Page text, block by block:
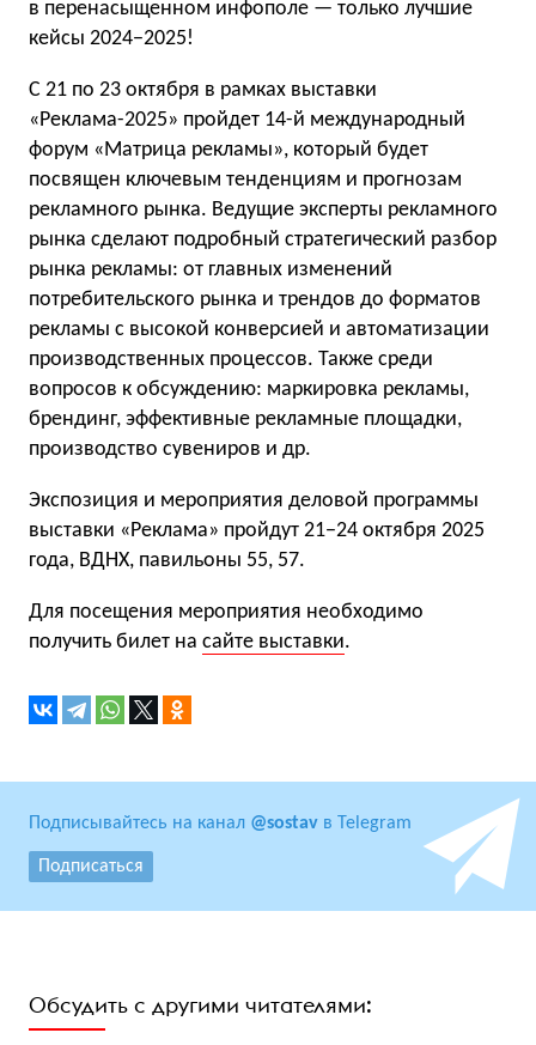
в перенасыщенном инфополе — только лучшие
кейсы 2024−2025!
С 21 по 23 октября в рамках выставки
«Реклама-2025» пройдет 14-й международный
форум «Матрица рекламы», который будет
посвящен ключевым тенденциям и прогнозам
рекламного рынка. Ведущие эксперты рекламного
рынка сделают подробный стратегический разбор
рынка рекламы: от главных изменений
потребительского рынка и трендов до форматов
рекламы с высокой конверсией и автоматизации
производственных процессов. Также среди
вопросов к обсуждению: маркировка рекламы,
брендинг, эффективные рекламные площадки,
производство сувениров и др.
Экспозиция и мероприятия деловой программы
выставки «Реклама» пройдут 21−24 октября 2025
года, ВДНХ, павильоны 55, 57.
Для посещения мероприятия необходимо
получить билет на сайте выставки.
Подписывайтесь на канал @sostav в Telegram
Подписаться
Обсудить с другими читателями: